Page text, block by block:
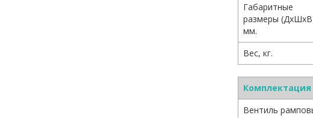
Габаритные
размеры
мм.
Вес, кг.
Комплектация
Вентиль